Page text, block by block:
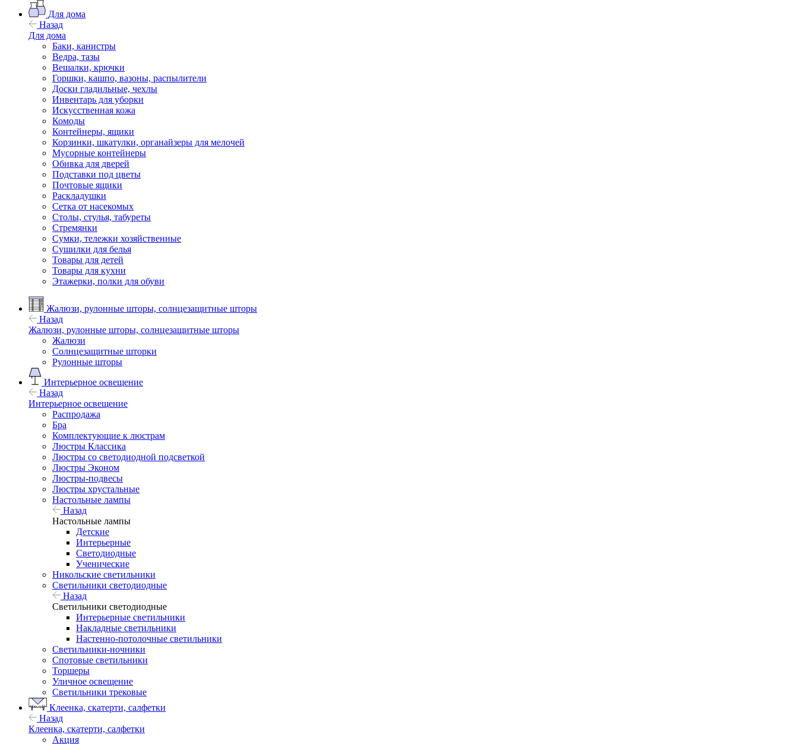
Для дома
Назад
Для дома
Баки, канистры
Ведра, тазы
Вешалки, крючки
Горшки, кашпо, вазоны, распылители
Доски гладильные, чехлы
Инвентарь для уборки
Искусственная кожа
Комоды
Контейнеры, ящики
Корзинки, шкатулки, органайзеры для мелочей
Мусорные контейнеры
Обивка для дверей
Подставки под цветы
Почтовые ящики
Раскладушки
Сетка от насекомых
Столы, стулья, табуреты
Стремянки
Сумки, тележки хозяйственные
Сушилки для белья
Товары для детей
Товары для кухни
Этажерки, полки для обуви
Жалюзи, рулонные шторы, солнцезащитные шторы
Назад
Жалюзи, рулонные шторы, солнцезащитные шторы
Жалюзи
Солнцезащитные шторки
Рулонные шторы
Интерьерное освещение
Назад
Интерьерное освещение
Распродажа
Бра
Комплектующие к люстрам
Люстры Классика
Люстры со светодиодной подсветкой
Люстры Эконом
Люстры-подвесы
Люстры хрустальные
Настольные лампы
Назад
Настольные лампы
Детские
Интерьерные
Светодиодные
Ученические
Никольские светильники
Светильники светодиодные
Назад
Светильники светодиодные
Интерьерные светильники
Накладные светильники
Настенно-потолочные светильники
Светильники-ночники
Спотовые светильники
Торшеры
Уличное освещение
Светильники трековые
Клеенка, скатерти, салфетки
Назад
Клеенка, скатерти, салфетки
Акция